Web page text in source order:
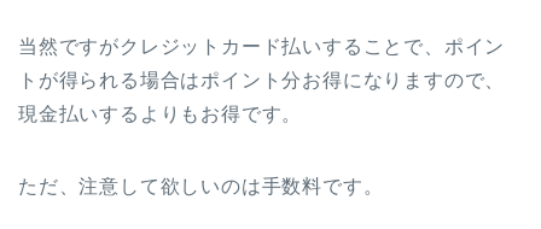
当然ですがクレジットカード払いすることで、ポイン
トが得られる場合はポイント分お得になりますので、
現金払いするよりもお得です。
ただ、注意して欲しいのは手数料です。